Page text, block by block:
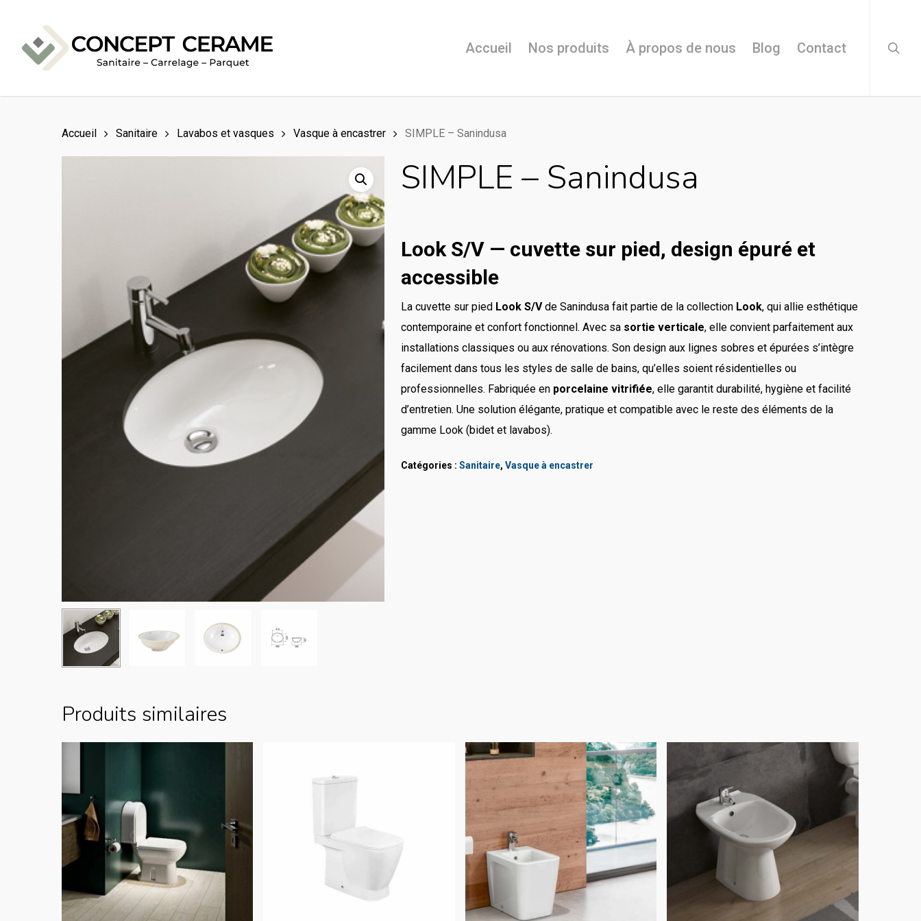
Accueil Nos produits À propos de nous Blog Contact
Accueil Sanitaire Lavabos et vasques Vasque à encastrer SIMPLE – Sanindusa
SIMPLE – Sanindusa
Look S/V — cuvette sur pied, design épuré et
accessible
La cuvette sur pied Look S/Vde Sanindusa fait partie de la collection Look, qui allie esthétique
contemporaine et confort fonctionnel. Avec sa sortie verticale, elle convient parfaitement aux
installations classiques ou aux rénovations. Son design aux lignes sobres et épurées s’intègre
facilement dans tous les styles de salle de bains, qu’elles soient résidentielles ou
professionnelles. Fabriquée en porcelaine vitrifiée, elle garantit durabilité, hygiène et facilité
d’entretien. Une solution élégante, pratique et compatible avec le reste des éléments de la
gamme Look (bidet et lavabos).
Catégories : Sanitaire, Vasque à encastrer
Produits similaires